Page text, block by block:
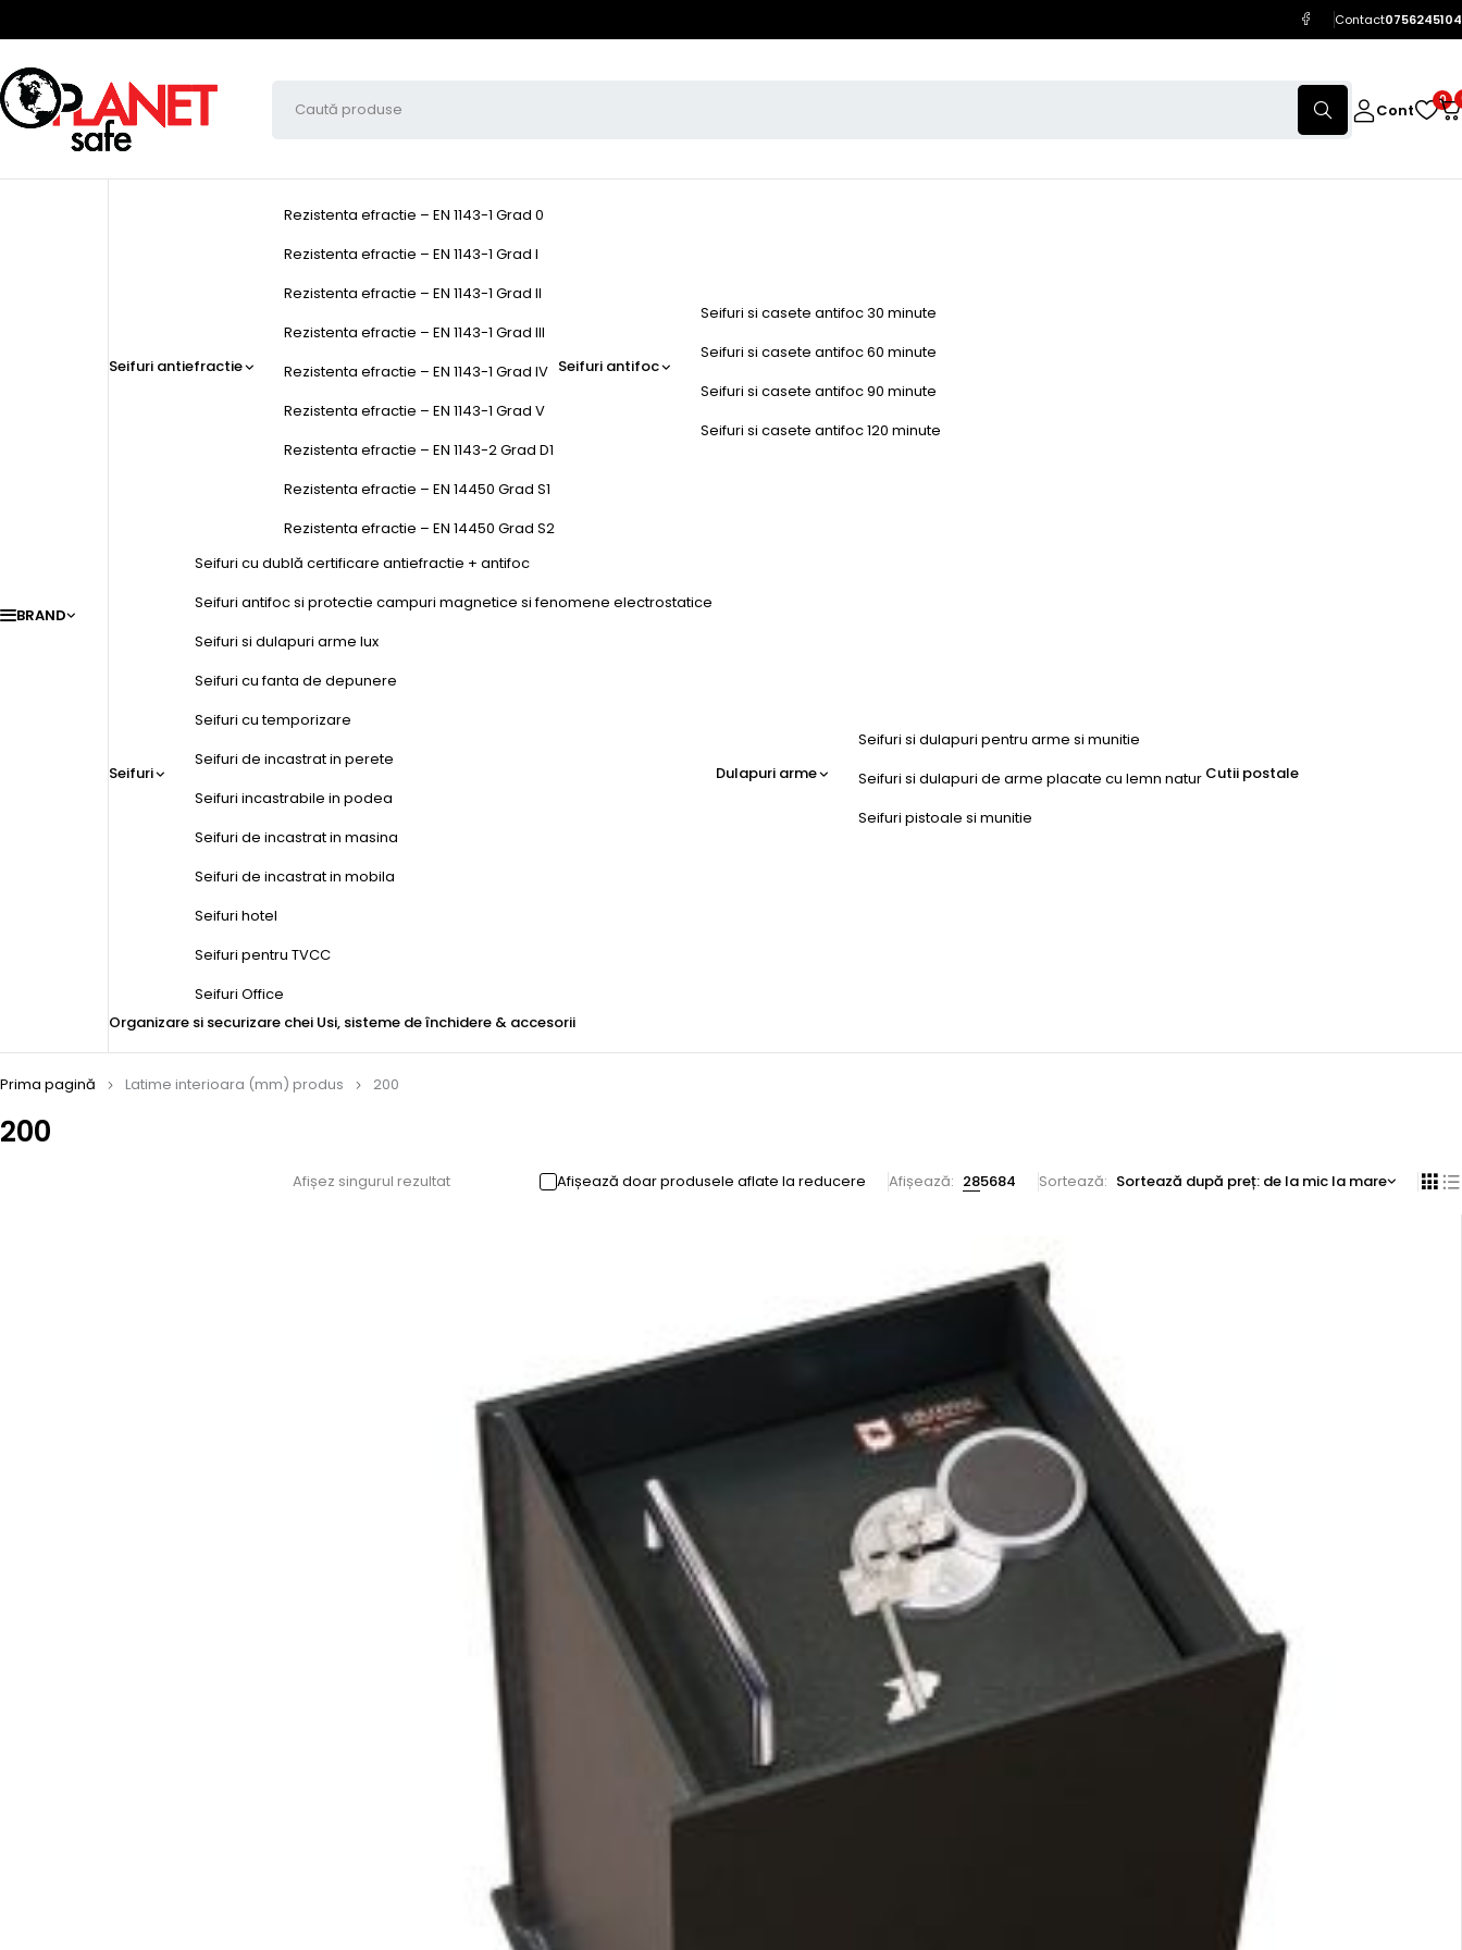
Contact0756245104
Cont
0
BRAND
Seifuri antiefractie
Rezistenta efractie – EN 1143-1 Grad 0
Rezistenta efractie – EN 1143-1 Grad I
Rezistenta efractie – EN 1143-1 Grad II
Rezistenta efractie – EN 1143-1 Grad III
Rezistenta efractie – EN 1143-1 Grad IV
Rezistenta efractie – EN 1143-1 Grad V
Rezistenta efractie – EN 1143-2 Grad D1
Rezistenta efractie – EN 14450 Grad S1
Rezistenta efractie – EN 14450 Grad S2
Seifuri antifoc
Seifuri si casete antifoc 30 minute
Seifuri si casete antifoc 60 minute
Seifuri si casete antifoc 90 minute
Seifuri si casete antifoc 120 minute
Seifuri
Seifuri cu dublă certificare antiefractie + antifoc
Seifuri antifoc si protectie campuri magnetice si fenomene electrostatice
Seifuri si dulapuri arme lux
Seifuri cu fanta de depunere
Seifuri cu temporizare
Seifuri de incastrat in perete
Seifuri incastrabile in podea
Seifuri de incastrat in masina
Seifuri de incastrat in mobila
Seifuri hotel
Seifuri pentru TVCC
Seifuri Office
Dulapuri arme
Seifuri si dulapuri pentru arme si munitie
Seifuri si dulapuri de arme placate cu lemn natur
Seifuri pistoale si munitie
Cutii postale
Organizare si securizare chei Usi, sisteme de închidere & accesorii
200
Prima pagină Latime interioara (mm) produs 200
Afișez singurul rezultat Afișează doar produsele aflate la reducere Afișează: 285684 Sortează Sortează după preț: de la mic la mare